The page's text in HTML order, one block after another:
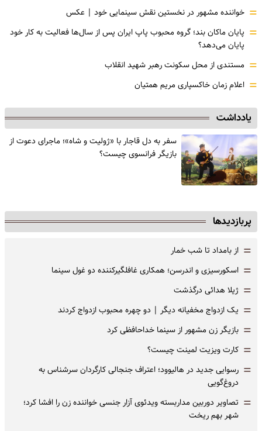
= خواننده مشهور در نخستین نقش سینمایی خود |‌ عکس
= پایان ماکان بند؛ گروه محبوب پاپ ایران پس از سال‌ها فعالیت به کار خود
پایان می‌دهد؟
= مستندی از محل سکونت رهبر شهید انقلاب
= اعلام زمان خاکسپاری مریم همتیان
یادداشت
سفر به دل قاجار با «ژولیت و شاه»؛ ماجرای دعوت از
‌بازیگر فرانسوی چیست؟
پربازدیدها
= از بامداد تا شب خمار
= اسکورسیزی و اندرسن؛ همکاری غافلگیرکننده دو غول سینما
= ژیلا هدائی درگذشت
= یک ازدواج مخفیانه دیگر | دو چهره محبوب ازدواج کردند
= بازیگر زن مشهور از سینما خداحافظی کرد
= کارت ویزیت لمینت چیست؟
= رسوایی جدید در هالیوود؛ اعتراف جنجالی کارگردان سرشناس به
دروغ‌گویی
= تصاویر دوربین مداربسته ویدئوی آزار جنسی خواننده زن را افشا کرد؛
شهر بهم ریخت